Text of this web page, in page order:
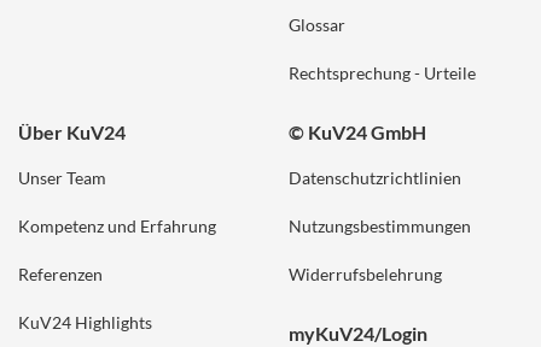
Glossar
Rechtsprechung - Urteile
Über KuV24
Unser Team
Kompetenz und Erfahrung
Referenzen
KuV24 Highlights
© KuV24 GmbH
Datenschutzrichtlinien
Nutzungsbestimmungen
Widerrufsbelehrung
myKuV24/Login